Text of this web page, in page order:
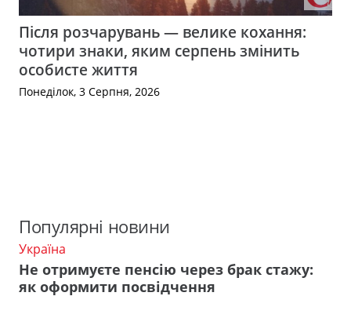
Після розчарувань — велике кохання:
чотири знаки, яким серпень змінить
особисте життя
Понеділок, 3 Серпня, 2026
Популярні новини
Україна
Не отримуєте пенсію через брак стажу:
як оформити посвідчення